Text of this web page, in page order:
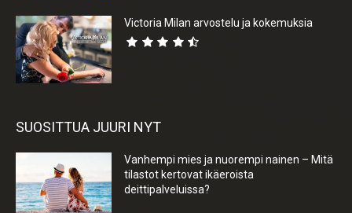
Victoria Milan arvostelu ja kokemuksia
SUOSITTUA JUURI NYT
Vanhempi mies ja nuorempi nainen – Mitä
tilastot kertovat ikäeroista
deittipalveluissa?